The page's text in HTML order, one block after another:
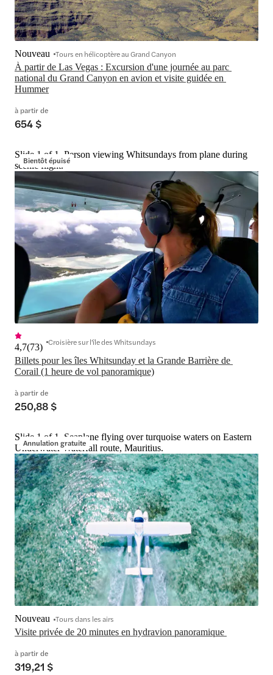
À partir de Las Vegas : Excursion d'une journée au parc
national du Grand Canyon en avion et visite guidée en
Hummer
Nouveau Tours en hélicoptère au Grand Canyon
à partir de
654 $
Bientôt épuisé
Slide 1 of 1, Person viewing Whitsundays from plane during
scenic flight.
Billets pour les îles Whitsunday et la Grande Barrière de
Corail (1 heure de vol panoramique)
4,7(73) Croisière sur l'île des Whitsundays
à partir de
250,88 $
Annulation gratuite
Slide 1 of 1, Seaplane flying over turquoise waters on Eastern
Underwater Waterfall route, Mauritius.
Nouveau Tours dans les airs
à partir de
319,21 $